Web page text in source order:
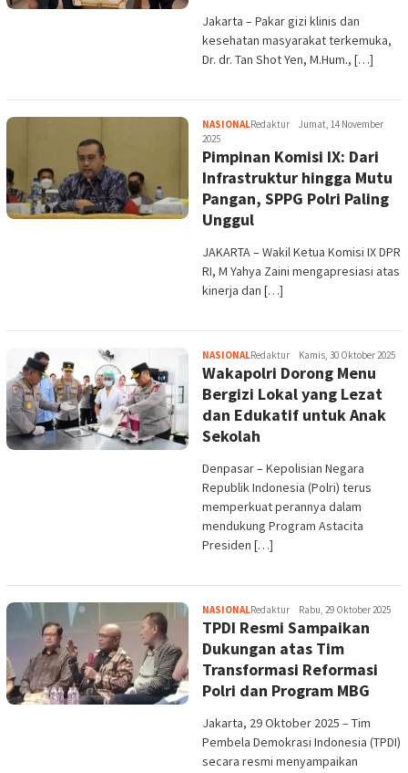
Jakarta – Pakar gizi klinis dan
kesehatan masyarakat terkemuka,
Dr. dr. Tan Shot Yen, M.Hum., […]
NASIONALRedaktur
Jumat, 14 November
2025
Pimpinan Komisi IX: Dari
Infrastruktur hingga Mutu
Pangan, SPPG Polri Paling
Unggul
JAKARTA – Wakil Ketua Komisi IX DPR
RI, M Yahya Zaini mengapresiasi atas
kinerja dan […]
NASIONALRedaktur Kamis, 30 Oktober 2025
Wakapolri Dorong Menu
Bergizi Lokal yang Lezat
dan Edukatif untuk Anak
Sekolah
Denpasar – Kepolisian Negara
Republik Indonesia (Polri) terus
memperkuat perannya dalam
mendukung Program Astacita
Presiden […]
NASIONALRedaktur Rabu, 29 Oktober 2025
TPDI Resmi Sampaikan
Dukungan atas Tim
Transformasi Reformasi
Polri dan Program MBG
Jakarta, 29 Oktober 2025 – Tim
Pembela Demokrasi Indonesia (TPDI)
secara resmi menyampaikan